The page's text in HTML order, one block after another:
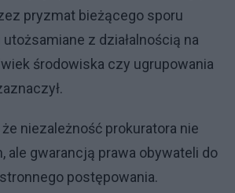
pryzmat bieżącego sporu
z działalnością na
środowiska czy ugrupowania
niezależność prokuratora nie
ale gwarancją prawa obywateli do
postępowania.